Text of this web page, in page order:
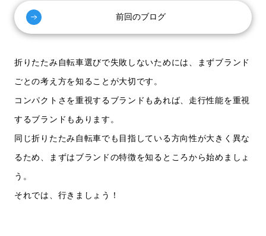
前回のブログ
折りたたみ自転車選びで失敗しないためには、まずブランド
ごとの考え方を知ることが大切です。
コンパクトさを重視するブランドもあれば、走行性能を重視
するブランドもあります。
同じ折りたたみ自転車でも目指している方向性が大きく異な
るため、まずはブランドの特徴を知るところから始めましょ
う。
それでは、行きましょう！